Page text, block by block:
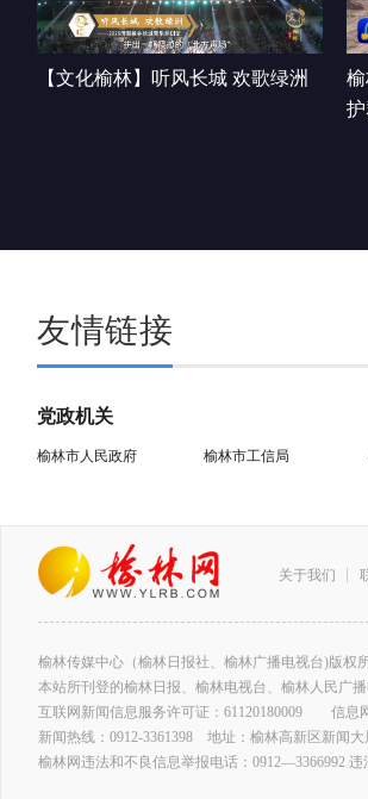
【文化榆林】听风长城 欢歌绿洲
友情链接
党政机关
榆林市人民政府 榆林市工信局
关于我们
榆林传媒中心（榆林日报社、榆林广播电视台)版权
本站所刊登的榆林日报、榆林电视台、榆林人民广
互联网新闻信息服务许可证：61120180009 信息
新闻热线：0912-3361398 地址：榆林高新区新
榆林网违法和不良信息举报电话：0912—3366992